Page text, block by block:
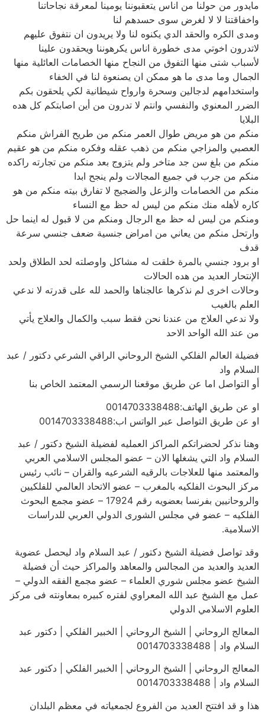
مايدور من حولنا من اناس يتعقبوننا يومينا لمعرقة نجاحاتنا
واخفاقتنا لا لا لغرض سوى حسدهم لنا
ومدى الكره والحقد الدي يكنوه لنا ولا يريدون ان نتفوق عليهم
لاتدرون اخوتي مدى خطورة اناس يكرهوننا ويحقدون علينا
لأسباب شتى منها التفوق من النجاح منها الخصامات العائلية منها
الجمال وما مدى ما هو ممكن ان يصنعوة لنا في الخفاء
واستخدامهم لدجالين وسحرة وارواح شيطانية لكي يلحقون بكم
الضرر المعنوي والنفسي وانتم لا تدرون من أين اصابتكم كل هده
البلايا
منكم من هو مريض طوال العمر منكم من طريح الفراش منكم
العصبي والمزاجي منكم من ذهب عقله وفكره منكم من هو عقيم
منكم من بلغ سن جد متاخر ولم يتزوج بعد منكم من تجارته راكده
منكم من جرب في جميع المجالات ولم ينجح ابدا
منكم من الخصامات والزعل والضجيج لا تفارق بيته منكم من هو
كاره لأهله منك منكم من ليس له حظ مع النساء
ومنكم من ليس له حظ مع الرجال ومنكم من لا قبول له اينما حل
وارتحل منكم من يعاني من امراض جنسية ضعف جنسي سرعة
قدف
او برود جنسي بالمرة خلقت له مشاكل واوصلته لحد الطلاق ولحد
الإنتحار العديد من هده الحالات
وحالات اخرى لم نذكرها عالجناها والحمد لله على قدرته لا ندعي
العلم بالغيب
ولا ندعي العلاج من عندنا نحن فقط سبب والكمال والعلاج يأتي
من عند الله الواحد الاحد
فضيلة العالم الفلكي الشيخ الروحاني الراقي الشرعي دكتور / عبد
السلام واد
أو التواصل اما عن طريق موقعنا الرسمي المعتمد الخاص بنا
او عن طريق الهاتف:0014703338488
او عن طريق التواصل عبر الواتس اب:0014703338488
وهنا نذكر لحضراتكم المراكز العمليه لفضيلة الشيخ دكتور / عبد
السلام واد التي يشغلها الان – عضو المجلس الاسلامي العربي
والمعتمد منها للعلاجات بالرقيه الشرعيه والقران – نائب رئيس
مركز البحوث الفلكيه بالمغرب – عضو الاتحاد العالمي للفلكيين
والروحانيين بفرنسا بعضويه رقم 17924 – عضو مجمع البحوث
الفلكيه – عضو في مجلس الشورى الدولي العربي للدراسات
الاسلامية.
وقد تواصل فضيلة الشيخ دكتور / عبد السلام واد ليحصل عضوية
العديد والعديد من المجالس والمعاهد والمراكز حيث أن فضيلة
الشيخ عضو مجلس شوري العلماء – عضو مجمع الفقه الدولي –
عمل مع الشيخ عبد الله المعراوي لفتره كبيره بمعاونته فى مركز
العلوم الاسلامي الدولي
المعالج الروحاني | الشيخ الروحاني | الخبير الفلكي | دكتور عبد
السلام واد | 0014703338488
المعالج الروحاني | الشيخ الروحاني | الخبير الفلكي | دكتور عبد
السلام واد | 0014703338488
هذا و قد افتتح العديد من الفروع لجمعياته في معظم البلدان